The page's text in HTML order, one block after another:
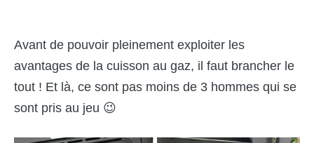
Avant de pouvoir pleinement exploiter les
avantages de la cuisson au gaz, il faut brancher le
tout ! Et là, ce sont pas moins de 3 hommes qui se
sont pris au jeu 😉